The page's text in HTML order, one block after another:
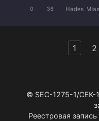
0 36 Hades
1 2
© SEC-1275-1/СЕК-
Реестровая